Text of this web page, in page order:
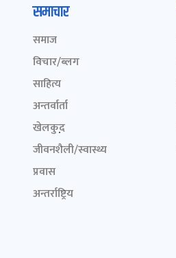
समाचार
समाज
विचार/ब्लग
साहित्य
अन्तर्वार्ता
खेलकुद़़
जीवनशैली/स्वास्थ्य
प्रवास
अन्तर्राष्ट्रिय